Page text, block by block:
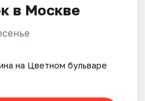
в Москве
на Цветном бульваре